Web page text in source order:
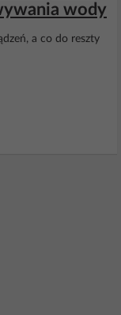
wody
a co do reszty